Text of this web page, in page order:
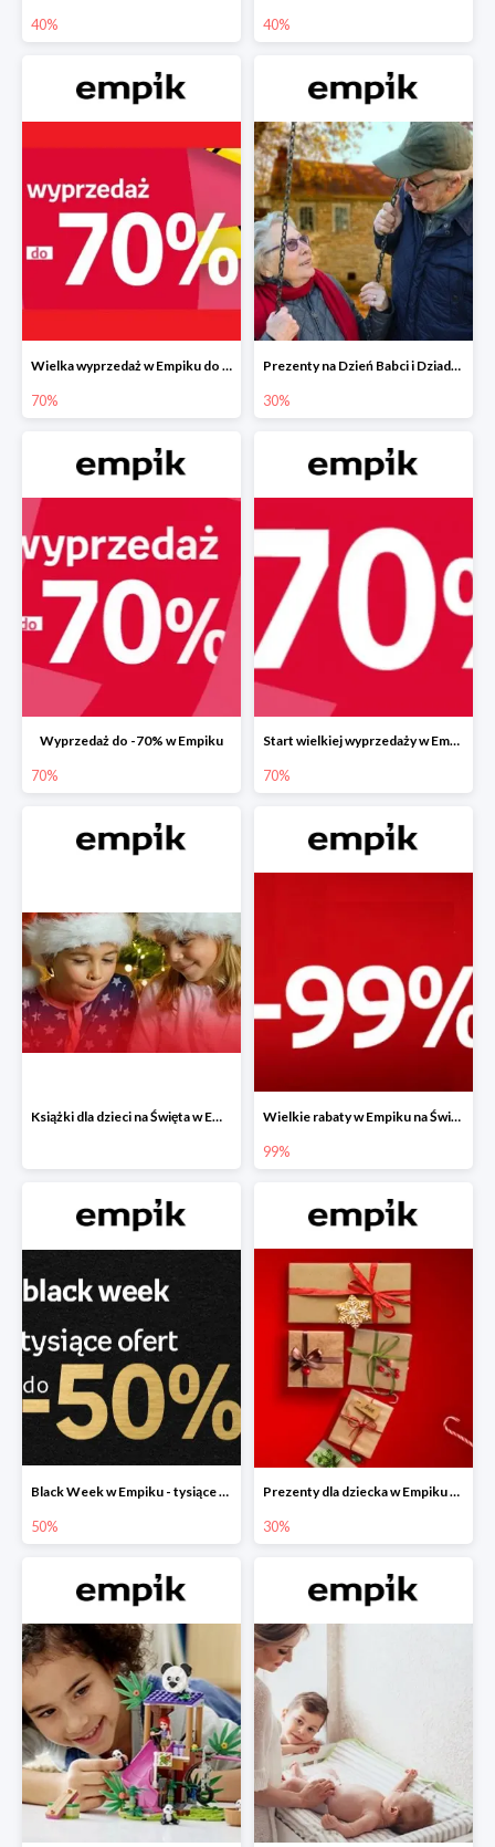
40% 40%
Wielka wyprzedaż w Empiku do -70%
70%
Prezenty na Dzień Babci i Dziadka w Empiku do -30%
30%
Wyprzedaż do -70% w Empiku
70%
Start wielkiej wyprzedaży w Empiku do -70%
70%
Książki dla dzieci na Święta w Empiku do -40% Wielkie rabaty w Empiku na Święta - piąty produkt -99%
99%
Black Week w Empiku - tysiące produktów do -50%
50%
Prezenty dla dziecka w Empiku do -30%
30%